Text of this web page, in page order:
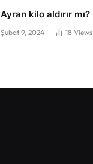
Ayran kilo aldırır mı?
Şubat 9, 2024 18 Views